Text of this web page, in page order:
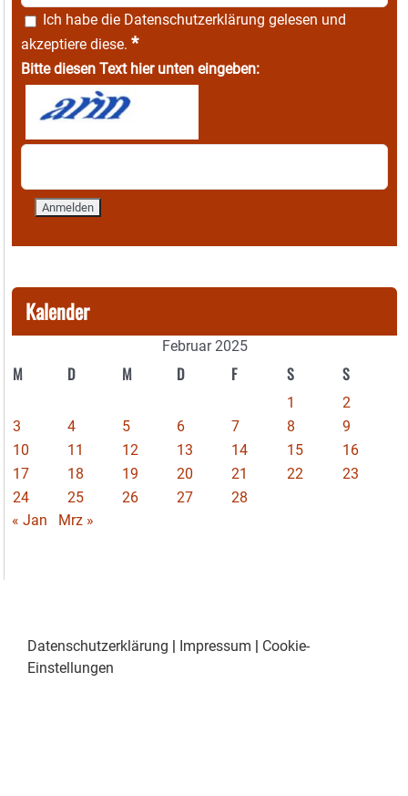
Ich habe die Datenschutzerklärung gelesen und
akzeptiere diese. *
Bitte diesen Text hier unten eingeben:
Kalender
Februar 2025
M D M D F S S
1
2
3
4 5 6 7 8
9
10
11 12 13 14 15
16
17
18 19 20 21 22
23
24
25 26 27
28
« Jan
Mrz »
Datenschutzerklärung Impressum
Cookie-
Einstellungen